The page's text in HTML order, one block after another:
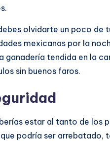
olvidarte un poco de
mexicanas por la
ganadería tendida en la
sin buenos faros.
estar al tanto de los
podría ser arrebatado,